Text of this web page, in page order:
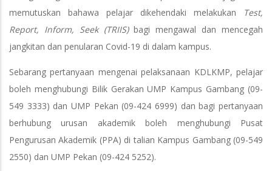
memutuskan bahawa pelajar dikehendaki melakukan
Test,
Report, Inform, Seek (TRIIS)bagi mengawal dan mencegah
jangkitan dan penularan Covid-19 di dalam kampus.
Sebarang pertanyaan mengenai pelaksanaan KDLKMP, pelajar
boleh menghubungi Bilik Gerakan UMP Kampus Gambang (09-
549 3333) dan UMP Pekan (09-424 6999) dan bagi pertanyaan
berhubung urusan akademik boleh menghubungi Pusat
Pengurusan Akademik (PPA) di talian Kampus Gambang (09-549
2550) dan UMP Pekan (09-424 5252).